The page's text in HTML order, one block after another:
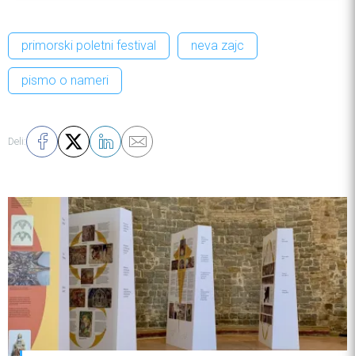
primorski poletni festival neva zajc
pismo o nameri
Deli: